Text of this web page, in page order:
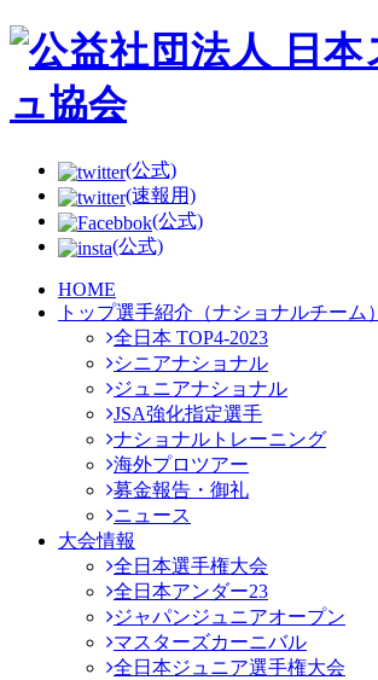
(公式)
(速報用)
(公式)
(公式)
HOME
トップ選手紹介（ナショナルチーム）
全日本 TOP4-2023
シニアナショナル
ジュニアナショナル
JSA強化指定選手
ナショナルトレーニング
海外プロツアー
募金報告・御礼
ニュース
大会情報
全日本選手権大会
全日本アンダー23
ジャパンジュニアオープン
マスターズカーニバル
全日本ジュニア選手権大会